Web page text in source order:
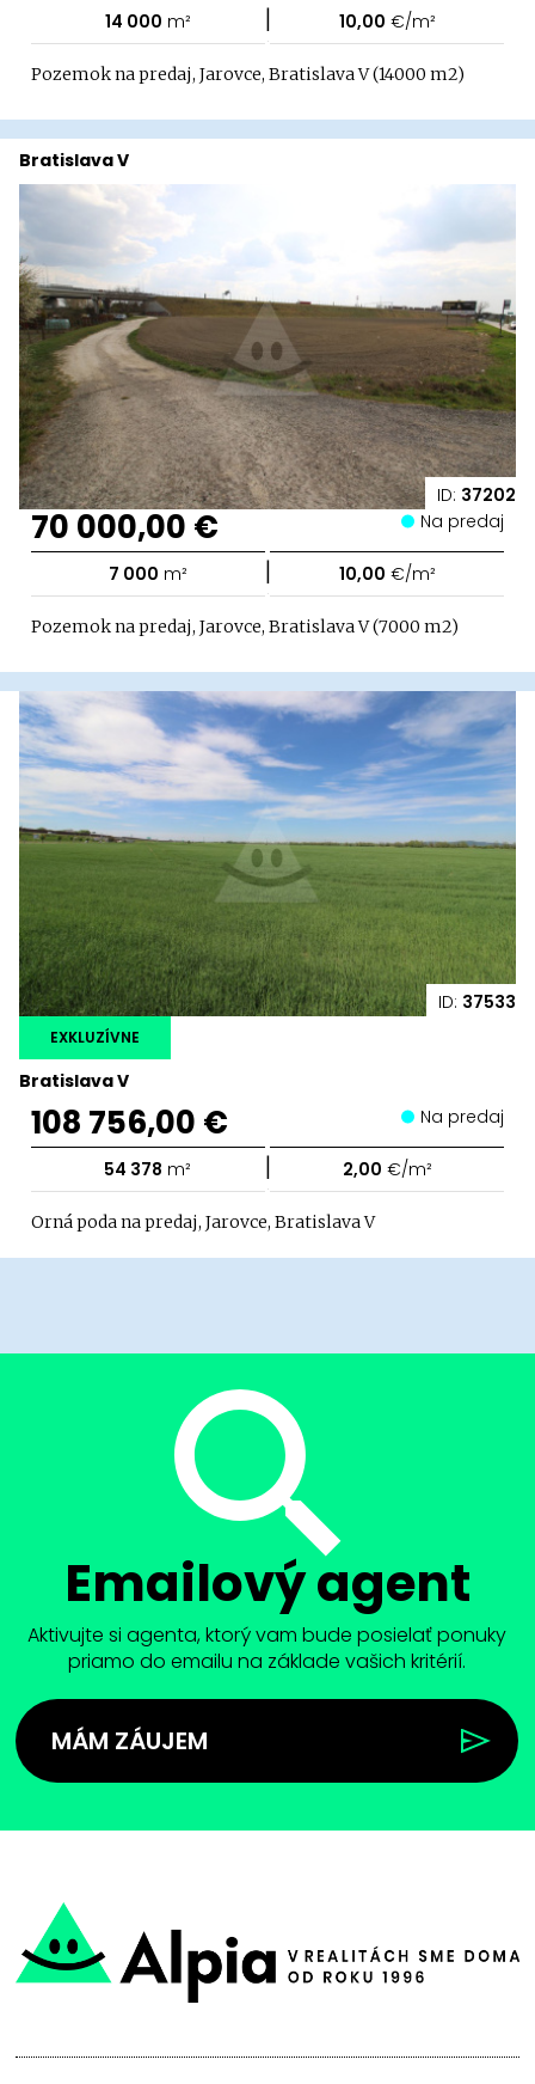
14 000 m² | 10,00 €/m²
Pozemok na predaj, Jarovce, Bratislava V (14000 m2)
ID: 37202
Bratislava V
70 000,00 € Na predaj
7 000 m² | 10,00 €/m²
Pozemok na predaj, Jarovce, Bratislava V (7000 m2)
ID: 37533
Bratislava V
EXKLUZÍVNE
108 756,00 € Na predaj
54 378 m² | 2,00 €/m²
Orná poda na predaj, Jarovce, Bratislava V
Emailový agent
Aktivujte si agenta, ktorý vam bude posielať ponuky
priamo do emailu na základe vašich kritérií.
MÁM ZÁUJEM